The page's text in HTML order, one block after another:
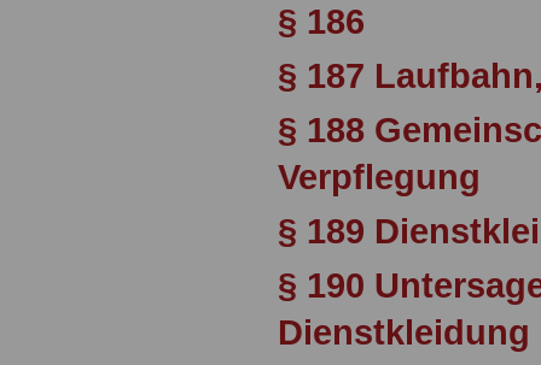
§ 186
§ 187
§ 188
Verpflegung
§ 189
§ 190
Dienstkleidung